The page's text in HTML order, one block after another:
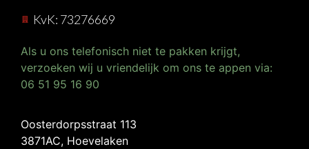
KvK: 73276669
Als u ons telefonisch niet te pakken krijgt,
verzoeken wij u vriendelijk om ons te appen via:
06 51 95 16 90
Oosterdorpsstraat 113
3871AC, Hoevelaken